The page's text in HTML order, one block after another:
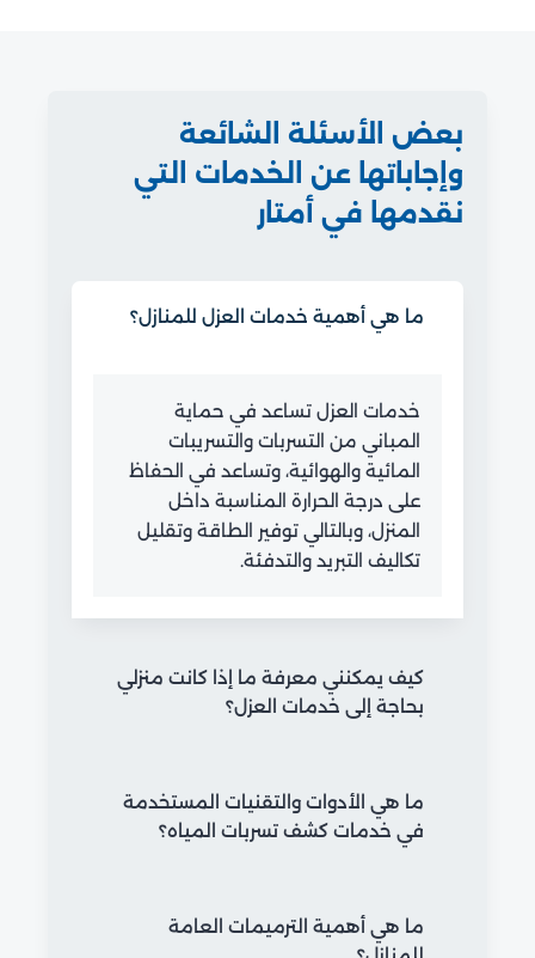
بعض الأسئلة الشائعة
وإجاباتها عن الخدمات التي
نقدمها في أمتار
ما هي أهمية خدمات العزل للمنازل؟
خدمات العزل تساعد في حماية
المباني من التسربات والتسريبات
المائية والهوائية، وتساعد في الحفاظ
على درجة الحرارة المناسبة داخل
المنزل، وبالتالي توفير الطاقة وتقليل
تكاليف التبريد والتدفئة.
كيف يمكنني معرفة ما إذا كانت منزلي
بحاجة إلى خدمات العزل؟
المائية أو التسريبات الهوائية، مثل التشققات
في الجدران، أو الرطوبة الزائدة في الأسقف
ما هي الأدوات والتقنيات المستخدمة
في خدمات كشف تسربات المياه؟
والكاميرات الحرارية وأجهزة الضغط لتحديد
ما هي أهمية الترميمات العامة